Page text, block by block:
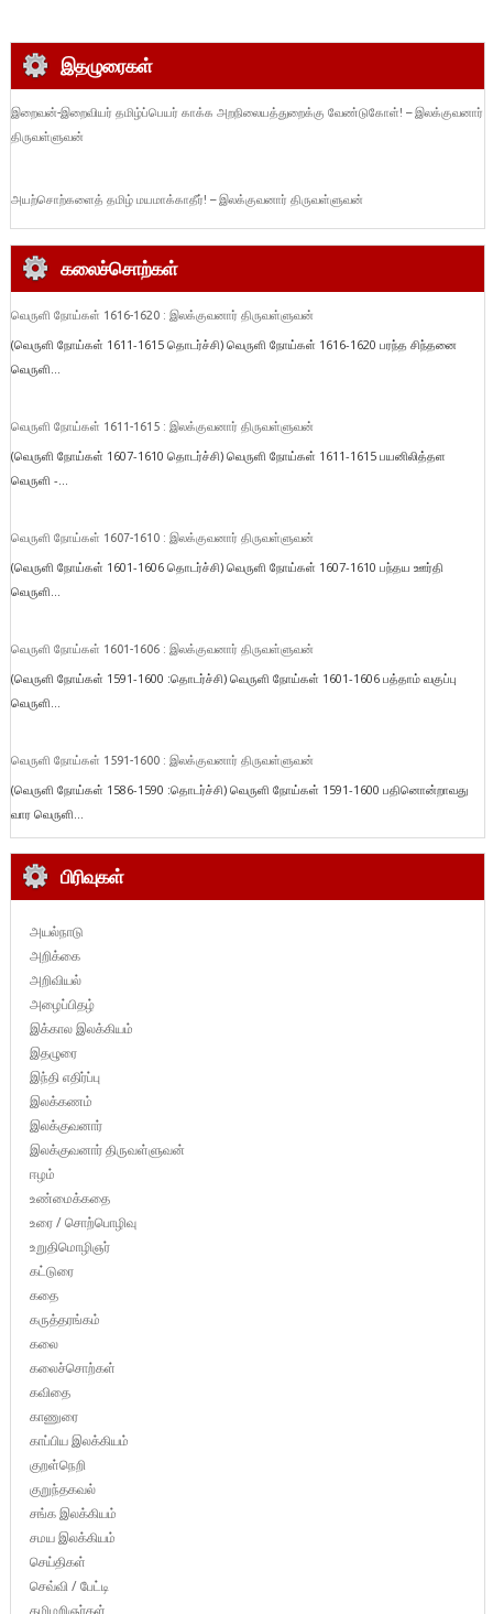
இதழுரைகள்
இறைவன்-இறைவியர் தமிழ்ப்பெயர் காக்க அறநிலையத்துறைக்கு வேண்டுகோள்! – இலக்குவனார்
திருவள்ளுவன்
அயற்சொற்களைத் தமிழ் மயமாக்காதீர்! – இலக்குவனார் திருவள்ளுவன்
கலைச்சொற்கள்
வெருளி நோய்கள் 1616-1620 : இலக்குவனார் திருவள்ளுவன்
(வெருளி நோய்கள் 1611-1615 தொடர்ச்சி) வெருளி நோய்கள் 1616-1620 பரந்த சிந்தனை
வெருளி...
வெருளி நோய்கள் 1611-1615 : இலக்குவனார் திருவள்ளுவன்
(வெருளி நோய்கள் 1607-1610 தொடர்ச்சி) வெருளி நோய்கள் 1611-1615 பயனிலித்தள
வெருளி -...
வெருளி நோய்கள் 1607-1610 : இலக்குவனார் திருவள்ளுவன்
(வெருளி நோய்கள் 1601-1606 தொடர்ச்சி) வெருளி நோய்கள் 1607-1610 பந்தய ஊர்தி
வெருளி...
வெருளி நோய்கள் 1601-1606 : இலக்குவனார் திருவள்ளுவன்
(வெருளி நோய்கள் 1591-1600 :தொடர்ச்சி) வெருளி நோய்கள் 1601-1606 பத்தாம் வகுப்பு
வெருளி...
வெருளி நோய்கள் 1591-1600 : இலக்குவனார் திருவள்ளுவன்
(வெருளி நோய்கள் 1586-1590 :தொடர்ச்சி) வெருளி நோய்கள் 1591-1600 பதினொன்றாவது
வார வெருளி...
பிரிவுகள்
அயல்நாடு
அறிக்கை
அறிவியல்
அழைப்பிதழ்
இக்கால இலக்கியம்
இதழுரை
இந்தி எதிர்ப்பு
இலக்கணம்
இலக்குவனார்
இலக்குவனார் திருவள்ளுவன்
ஈழம்
உண்மைக்கதை
உரை / சொற்பொழிவு
உறுதிமொழிஞர்
கட்டுரை
கதை
கருத்தரங்கம்
கலை
கலைச்சொற்கள்
கவிதை
காணுரை
காப்பிய இலக்கியம்
குறள்நெறி
குறுந்தகவல்
சங்க இலக்கியம்
சமய இலக்கியம்
செய்திகள்
செவ்வி / பேட்டி
தமிழறிஞர்கள்